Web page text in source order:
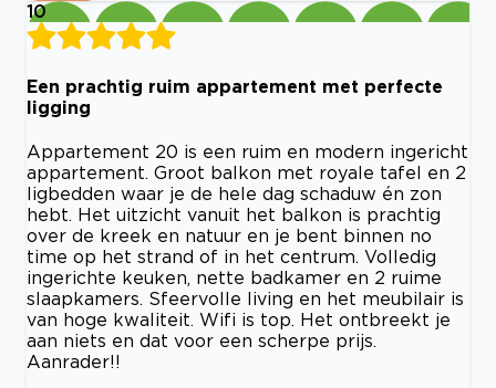
10
Een prachtig ruim appartement met perfecte
ligging
Appartement 20 is een ruim en modern ingericht
appartement. Groot balkon met royale tafel en 2
ligbedden waar je de hele dag schaduw én zon
hebt. Het uitzicht vanuit het balkon is prachtig
over de kreek en natuur en je bent binnen no
time op het strand of in het centrum. Volledig
ingerichte keuken, nette badkamer en 2 ruime
slaapkamers. Sfeervolle living en het meubilair is
van hoge kwaliteit. Wifi is top. Het ontbreekt je
aan niets en dat voor een scherpe prijs.
Aanrader!!